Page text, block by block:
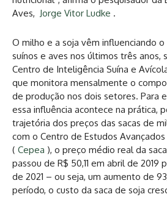
Aves, Jorge Vitor Ludke .
O milho e a soja vêm influenciando
suínos e aves nos últimos três anos,
Centro de Inteligência Suína e
que monitora mensalmente o
de produção nos dois setores. Para
essa influência acontece na prática,
trajetória dos preços das sacas de
com o Centro de Estudos
( Cepea ), o preço médio real da
passou de R$ 50,11 em abril de 2019
de 2021 – ou seja, um aumento de
período, o custo da saca de soja